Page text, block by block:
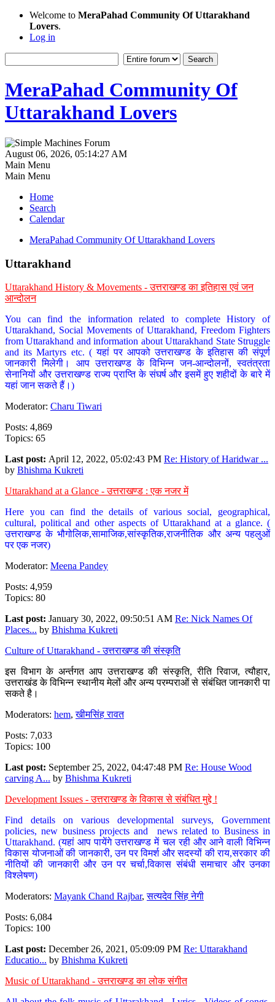
Welcome to MeraPahad Community Of Uttarakhand
Lovers.
Log in
MeraPahad Community Of
Uttarakhand Lovers
August 06, 2026, 05:14:27 AM
Main Menu
Main Menu
Home
Search
Calendar
MeraPahad Community Of Uttarakhand Lovers
Uttarakhand
Uttarakhand History & Movements - उत्तराखण्ड का इतिहास एवं जन
आन्दोलन
You can find the information related to complete History of
Uttarakhand, Social Movements of Uttarakhand, Freedom Fighters
from Uttarakhand and information about Uttarakhand State Struggle
and its Martyrs etc. ( यहां पर आपको उत्तराखण्ड के इतिहास की संपूर्ण
जानकारी मिलेगी। आप उत्तराखण्ड के विभिन्न जन-आन्दोलनों, स्वतंत्रता
सेनानियों और उत्तराखण्ड राज्य प्राप्ति के संघर्ष और इसमें हुए शहीदों के बारे में
यहां जान सकते हैं।)
Moderator: Charu Tiwari
Posts: 4,869
Topics: 65
Last post: April 12, 2022, 05:02:43 PM Re: History of Haridwar ...
by Bhishma Kukreti
Uttarakhand at a Glance - उत्तराखण्ड : एक नजर में
Here you can find the details of various social, geographical,
cultural, political and other aspects of Uttarakhand at a glance. (
उत्तराखण्ड के भौगोलिक,सामाजिक,सांस्कृतिक,राजनीतिक और अन्य पहलुओं
पर एक नजर)
Moderator: Meena Pandey
Posts: 4,959
Topics: 80
Last post: January 30, 2022, 09:50:51 AM Re: Nick Names Of
Places... by Bhishma Kukreti
Culture of Uttarakhand - उत्तराखण्ड की संस्कृति
इस विभाग के अर्न्तगत आप उत्तराखण्ड की संस्कृति, रीति रिवाज, त्यौहार,
उत्तराखंड के विभिन्न स्थानीय मेलों और अन्य परम्पराओं से संबंधित जानकारी पा
सकते है।
Moderators: hem,खीमसिंह रावत
Posts: 7,033
Topics: 100
Last post: September 25, 2022, 04:47:48 PM Re: House Wood
carving A... by Bhishma Kukreti
Development Issues - उत्तराखण्ड के विकास से संबंधित मुद्दे !
Find details on various developmental surveys, Government
policies, new business projects and news related to Business in
Uttarakhand. (यहां आप पायेंगे उत्तराखण्ड में चल रही और आने वाली विभिन्न
विकास योजनाओं की जानकारी, उन पर विमर्श और सदस्यों की राय,सरकार की
नीतियों की जानकारी और उन पर चर्चा,विकास संबंधी समाचार और उनका
विश्लेषण)
Moderators: Mayank Chand Rajbar,सत्यदेव सिंह नेगी
Posts: 6,084
Topics: 100
Last post: December 26, 2021, 05:09:09 PM Re: Uttarakhand
Educatio... by Bhishma Kukreti
Music of Uttarakhand - उत्तराखण्ड का लोक संगीत